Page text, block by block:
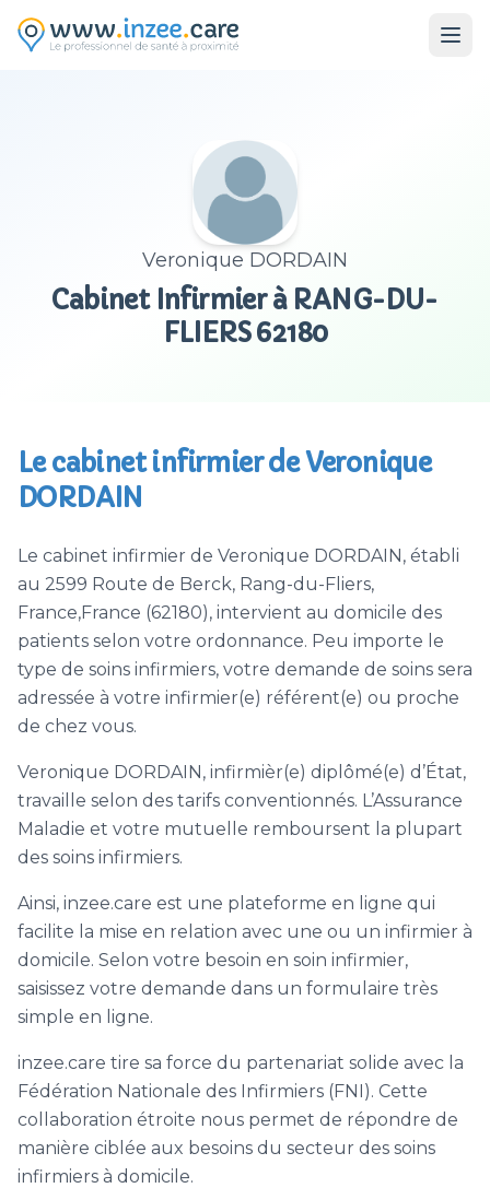
Veronique DORDAIN
Cabinet Infirmier à RANG-DU-
FLIERS 62180
Le cabinet infirmier de Veronique
DORDAIN
Le cabinet infirmier de Veronique DORDAIN, établi
au 2599 Route de Berck, Rang-du-Fliers,
France,France (62180), intervient au domicile des
patients selon votre ordonnance. Peu importe le
type de soins infirmiers, votre demande de soins sera
adressée à votre infirmier(e) référent(e) ou proche
de chez vous.
Veronique DORDAIN, infirmièr(e) diplômé(e) d’État,
travaille selon des tarifs conventionnés. L’Assurance
Maladie et votre mutuelle remboursent la plupart
des soins infirmiers.
Ainsi, inzee.care est une plateforme en ligne qui
facilite la mise en relation avec une ou un infirmier à
domicile. Selon votre besoin en soin infirmier,
saisissez votre demande dans un formulaire très
simple en ligne.
inzee.care tire sa force du partenariat solide avec la
Fédération Nationale des Infirmiers (FNI). Cette
collaboration étroite nous permet de répondre de
manière ciblée aux besoins du secteur des soins
infirmiers à domicile.